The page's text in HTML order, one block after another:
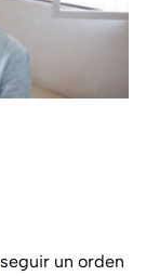
seguir un orden